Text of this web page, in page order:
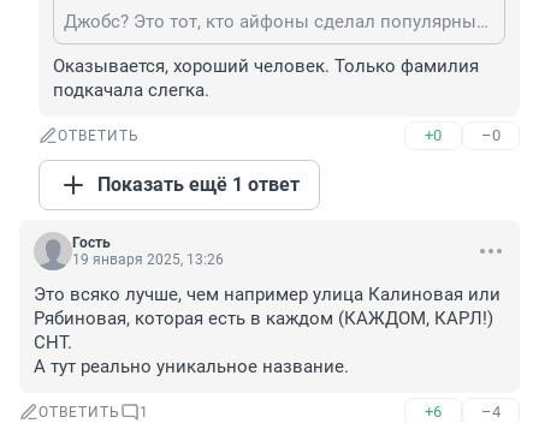
Джобс? Это тот, кто айфоны сделал популярными на весь мир и киностудию Пиксар. Стыдно не знать
Оказывается, хороший человек. Только фамилия
подкачала слегка.
ОТВЕТИТЬ +0 –0
Показать ещё 1 ответ
Гость
19 января 2025, 13:26
Это всяко лучше, чем например улица Калиновая или
Рябиновая, которая есть в каждом (КАЖДОМ, КАРЛ!)
СНТ.
А тут реально уникальное название.
ОТВЕТИТЬ 1 +6 –4